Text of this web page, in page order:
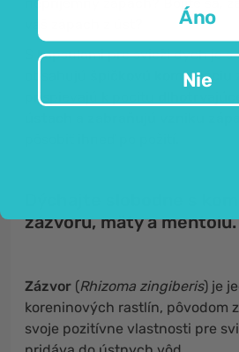
S kapsulami pre svieži dych je s
špičkovú kombináciu
prispievajú k pocitu
zázvoru, mäty a mentolu.
Zázvor (Rhizoma zingiberis) je
koreninových rastlín, pôvodom
svoje pozitívne vlastnosti pre
Áno
Nie